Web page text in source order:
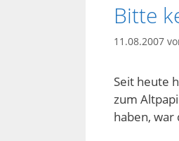
Bitte
11.08.2007
Seit heute
zum
haben, war